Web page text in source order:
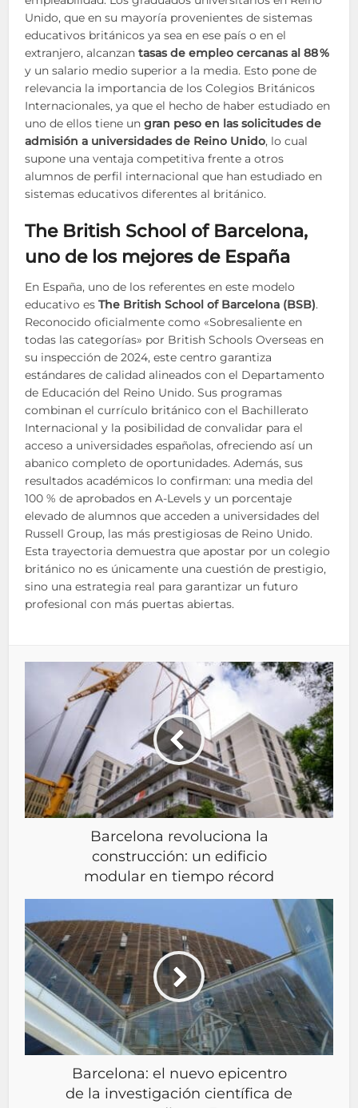
Unido, que en su mayoría provenientes de sistemas
educativos británicos ya sea en ese país o en el
extranjero, alcanzantasas de empleo cercanas al 88 %
y un salario medio superior a la media. Esto pone de
relevancia la importancia de los Colegios Británicos
Internacionales, ya que el hecho de haber estudiado en
uno de ellos tiene ungran peso en las solicitudes de
admisión a universidades de Reino Unido, lo cual
supone una ventaja competitiva frente a otros
alumnos de perfil internacional que han estudiado en
sistemas educativos diferentes al británico.
The British School of Barcelona,
uno de los mejores de España
En España, uno de los referentes en este modelo
educativo esThe British School of Barcelona (BSB).
Reconocido oficialmente como «Sobresaliente en
todas las categorías» por British Schools Overseas en
su inspección de 2024, este centro garantiza
estándares de calidad alineados con el Departamento
de Educación del Reino Unido. Sus programas
combinan el currículo británico con el Bachillerato
Internacional y la posibilidad de convalidar para el
acceso a universidades españolas, ofreciendo así un
abanico completo de oportunidades. Además, sus
resultados académicos lo confirman: una media del
100 % de aprobados en A-Levels y un porcentaje
elevado de alumnos que acceden a universidades del
Russell Group, las más prestigiosas de Reino Unido.
Esta trayectoria demuestra que apostar por un colegio
británico no es únicamente una cuestión de prestigio,
sino una estrategia real para garantizar un futuro
profesional con más puertas abiertas.
Barcelona revoluciona la
construcción: un edificio
modular en tiempo récord
Barcelona: el nuevo epicentro
de la investigación científica de